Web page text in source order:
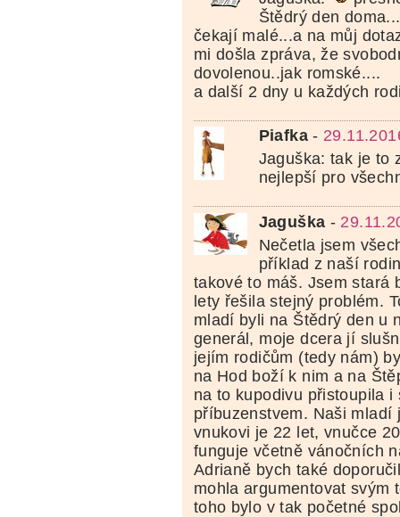
Štědrý den
čekají malé...a na můj
mi došla zpráva, že
dovolenou..jak romské....
a další 2 dny u každých
Piafka-
Jaguška: tak je to
nejlepší pro
Jaguška -
Nečetla jsem
příklad z naší
takové to máš. Jsem stará
lety řešila stejný problém.
mladí byli na Štědrý den u
generál, moje dcera jí
jejím rodičům (tedy nám)
na Hod boží k nim a na
na to kupodivu přistoupila i
příbuzenstvem. Naši mladí
vnukovi je 22 let, vnučce
funguje včetně vánočních
Adrianě bych také
mohla argumentovat svým
toho bylo v tak početné